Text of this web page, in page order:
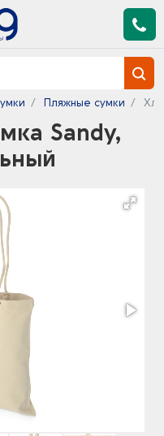
Пляжные сумки
Sandy,